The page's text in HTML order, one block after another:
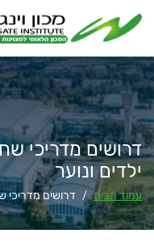
דרושים מדריכי
ילדים ונוער
עמוד הבית / דרושים מדריכי